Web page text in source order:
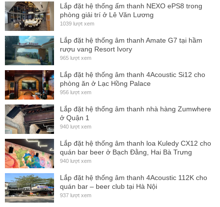
a rugged industrial-grade coating. The cabinet front features
a protective steel grill with a water resistant powder coating.
Lắp đặt hệ thống ấm thanh NEXO ePS8 trong
phòng giải trí ở Lê Văn Lương
1039 lượt xem
Lắp đặt hệ thống âm thanh Amate G7 tại hầm
rượu vang Resort Ivory
965 lượt xem
Lắp đặt hệ thống âm thanh 4Acoustic Si12 cho
phòng ăn ở Lạc Hồng Palace
956 lượt xem
Lắp đặt hệ thống âm thanh nhà hàng Zumwhere
ở Quận 1
940 lượt xem
Lắp đặt hệ thống âm thanh loa Kuledy CX12 cho
quán bar beer ở Bạch Đằng, Hai Bà Trưng
940 lượt xem
Lắp đặt hệ thống âm thanh 4Acoustic 112K cho
quán bar – beer club tại Hà Nội
937 lượt xem